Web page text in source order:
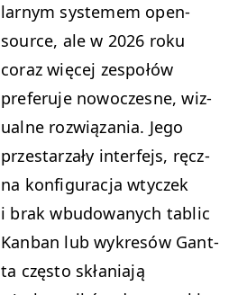
larnym sys­te­mem open-
source, ale w 2026 roku
coraz więcej zespołów
prefer­u­je nowoczesne, wiz­
ualne rozwiąza­nia. Jego
przes­tarza­ły inter­fe­js, ręcz­
na kon­fig­u­rac­ja wty­czek
i brak wbu­dowanych tablic
Kan­ban lub wykresów Gant­
ta częs­to skła­ni­a­ją